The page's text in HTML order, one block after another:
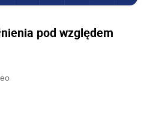
pod względem